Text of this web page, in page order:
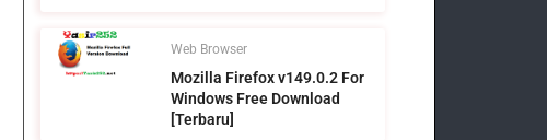
Web Browser
Mozilla Firefox v149.0.2 For
Windows Free Download
[Terbaru]